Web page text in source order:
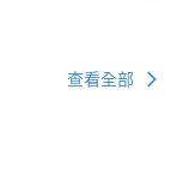
查看全部